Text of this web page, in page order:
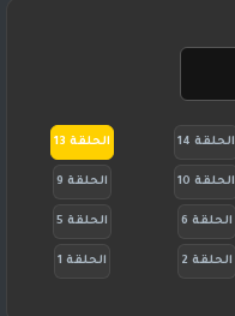
الحلقة 14 الحلقة 13
الحلقة 10 الحلقة 9
الحلقة 6 الحلقة 5
الحلقة 2 الحلقة 1